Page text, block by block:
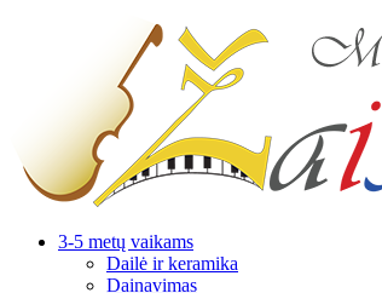
3-5 metų vaikams
Dailė ir keramika
Dainavimas